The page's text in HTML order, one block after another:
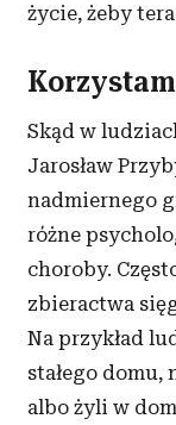
życie, żeby
Skąd w
Jarosław
nadmiernego
różne
choroby.
zbieractwa
Na przykład
stałego
albo żyli w